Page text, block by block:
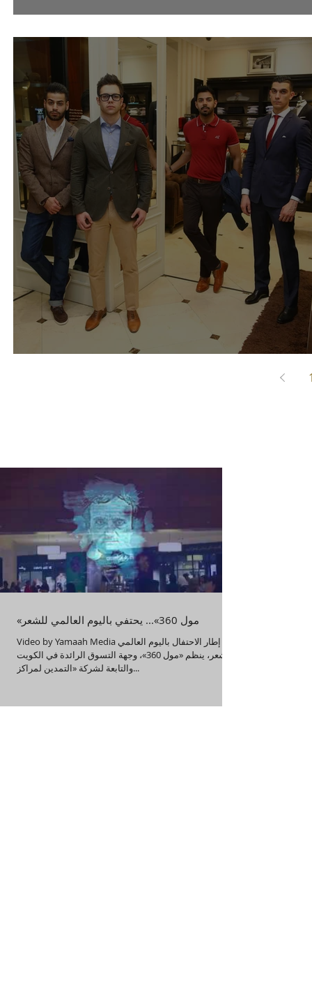
#AsciaLovesRiva Event
Sacoor brothers Kuwait
«مول 360»... يحتفي باليوم العالمي للشعر
Video by Yamaah Media في إطار الاحتفال باليوم العالمي
للشعر، ينظم «مول 360»، وجهة التسوق الرائدة في الكويت
والتابعة لشركة «التمدين لمراكز...